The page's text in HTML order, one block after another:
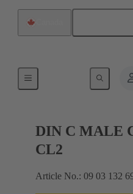
Raccordement carte
DIN C MALE
CL2
Article No.: 09 03 132